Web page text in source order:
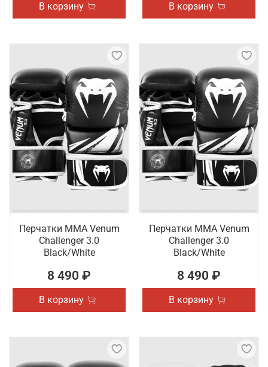
В корзину В корзину
Перчатки ММА Venum
Challenger 3.0
Black/White
8 490 ₽
В корзину
Перчатки ММА Venum
Challenger 3.0
Black/White
8 490 ₽
В корзину